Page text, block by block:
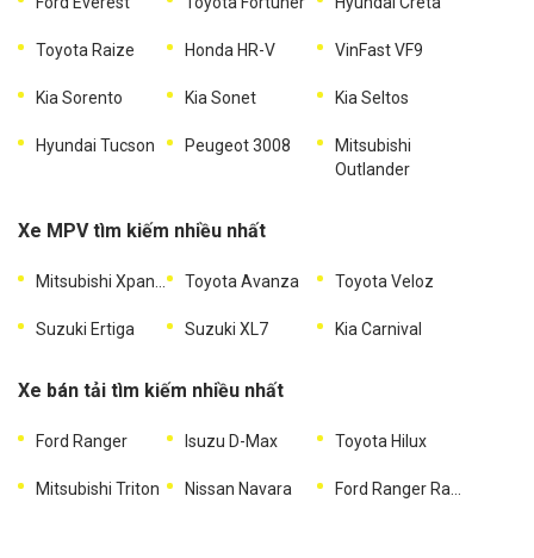
Toyota Raize Honda HR-V VinFast VF9
Kia Sorento Kia Sonet Kia Seltos
Hyundai Tucson Peugeot 3008
Mitsubishi
Outlander
Xe MPV tìm kiếm nhiều nhất
Mitsubishi Xpander Toyota Avanza Toyota Veloz
Suzuki Ertiga Suzuki XL7 Kia Carnival
Xe bán tải tìm kiếm nhiều nhất
Ford Ranger Isuzu D-Max Toyota Hilux
Mitsubishi Triton Nissan Navara Ford Ranger Raptor